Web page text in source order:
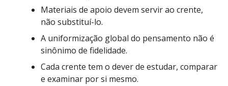
Materiais de apoio devem servir ao crente,
não substituí-lo.
A uniformização global do pensamento não é
sinônimo de fidelidade.
Cada crente tem o dever de estudar, comparar
e examinar por si mesmo.